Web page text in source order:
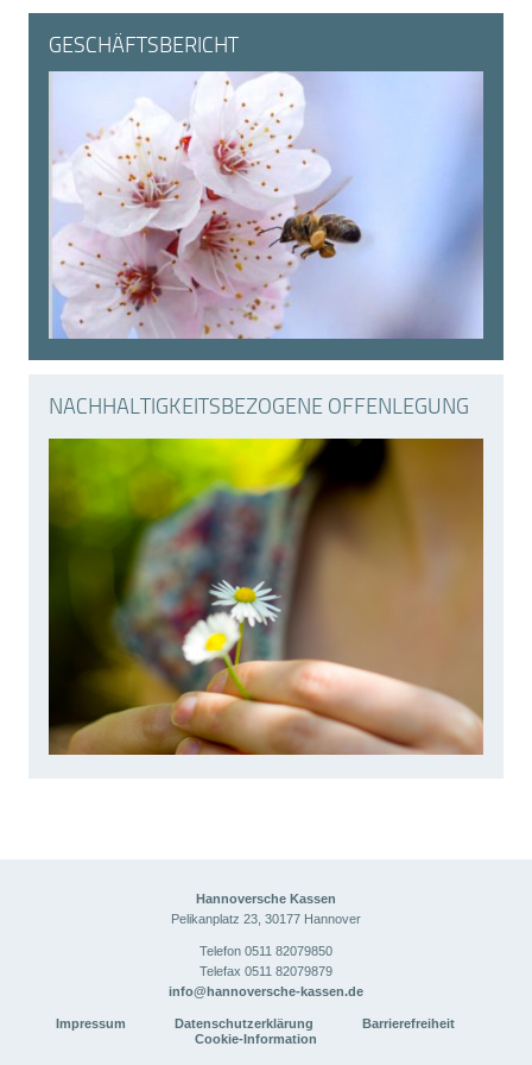
GESCHÄFTSBERICHT
NACHHALTIGKEITS­BEZOGENE OFFENLEGUNG
Hannoversche Kassen
Pelikanplatz 23, 30177 Hannover
Telefon 0511 82079850
Telefax 0511 82079879
info@hannoversche-kassen.de
Impressum Datenschutzerklärung
Barrierefreiheit
Cookie-Information